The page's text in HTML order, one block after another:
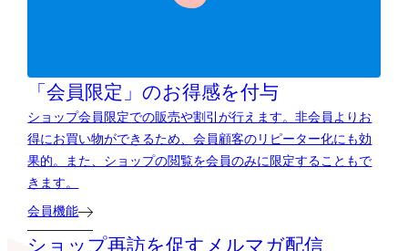
「会員限定」のお得感を付与
ショップ会員限定での販売や割引が行えます。非会員よりお
得にお買い物ができるため、会員顧客のリピーター化にも効
果的。また、ショップの閲覧を会員のみに限定することもで
きます。
会員機能
ショップ再訪を促すメルマガ配信